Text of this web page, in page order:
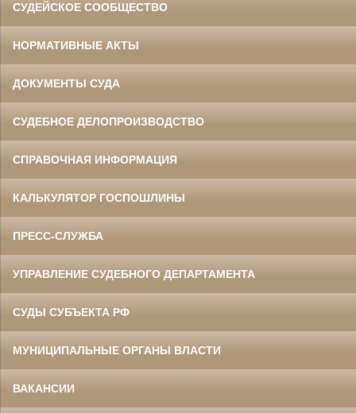
СУДЕЙСКОЕ СООБЩЕСТВО
НОРМАТИВНЫЕ АКТЫ
ДОКУМЕНТЫ СУДА
СУДЕБНОЕ ДЕЛОПРОИЗВОДСТВО
СПРАВОЧНАЯ ИНФОРМАЦИЯ
КАЛЬКУЛЯТОР ГОСПОШЛИНЫ
ПРЕСС-СЛУЖБА
УПРАВЛЕНИЕ СУДЕБНОГО ДЕПАРТАМЕНТА
СУДЫ СУБЪЕКТА РФ
МУНИЦИПАЛЬНЫЕ ОРГАНЫ ВЛАСТИ
ВАКАНСИИ